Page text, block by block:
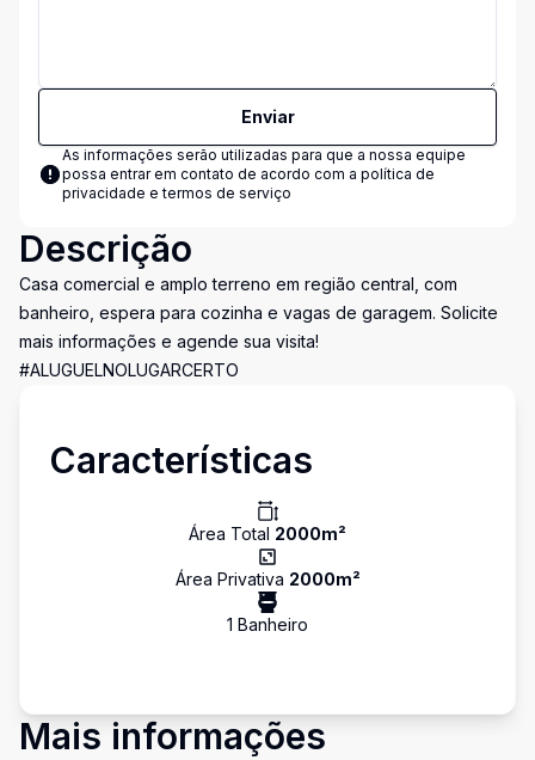
Enviar
As informações serão utilizadas para que a nossa equipe
possa entrar em contato de acordo com a política de
privacidade e termos de serviço
Descrição
Casa comercial e amplo terreno em região central, com
banheiro, espera para cozinha e vagas de garagem. Solicite
mais informações e agende sua visita!
#ALUGUELNOLUGARCERTO
Características
Área Total 2000m²
Área Privativa 2000m²
1 Banheiro
Mais informações